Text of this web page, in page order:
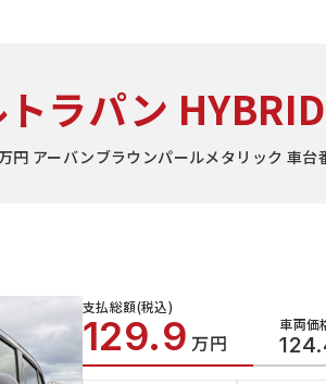
ラパン
円 アーバンブラウンパールメタリック 車台
支払総額(税込)
129.9 万円
車両価